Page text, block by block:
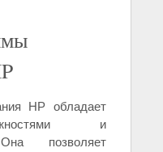
HP обладает
и
позволяет